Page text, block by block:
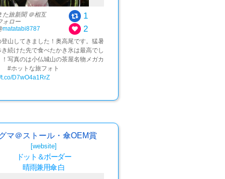
た旅新聞 ＠相互
ォロー
matatabi8787
1
2
登山してきました！奥高尾です。猛暑
き続けた先で食べたかき氷は最高でし
！写真のは小仏城山の茶屋名物メガカ
ホットな旅フォト
t.co/D7wO4a1RrZ
マ＠ストール・傘OEM賞
[website]
ドット＆ボーダー
晴雨兼用傘 白